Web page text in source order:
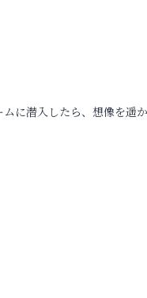
に潜入したら、想像を遥